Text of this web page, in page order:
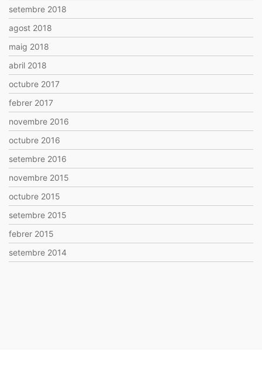
setembre 2018
agost 2018
maig 2018
abril 2018
octubre 2017
febrer 2017
novembre 2016
octubre 2016
setembre 2016
novembre 2015
octubre 2015
setembre 2015
febrer 2015
setembre 2014